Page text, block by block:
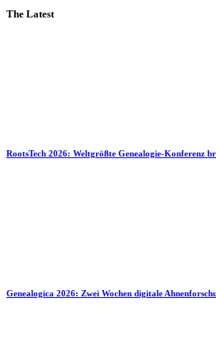
The Latest
RootsTech 2026: Weltgrößte Genealogie-Konferenz
Genealogica 2026: Zwei Wochen digitale